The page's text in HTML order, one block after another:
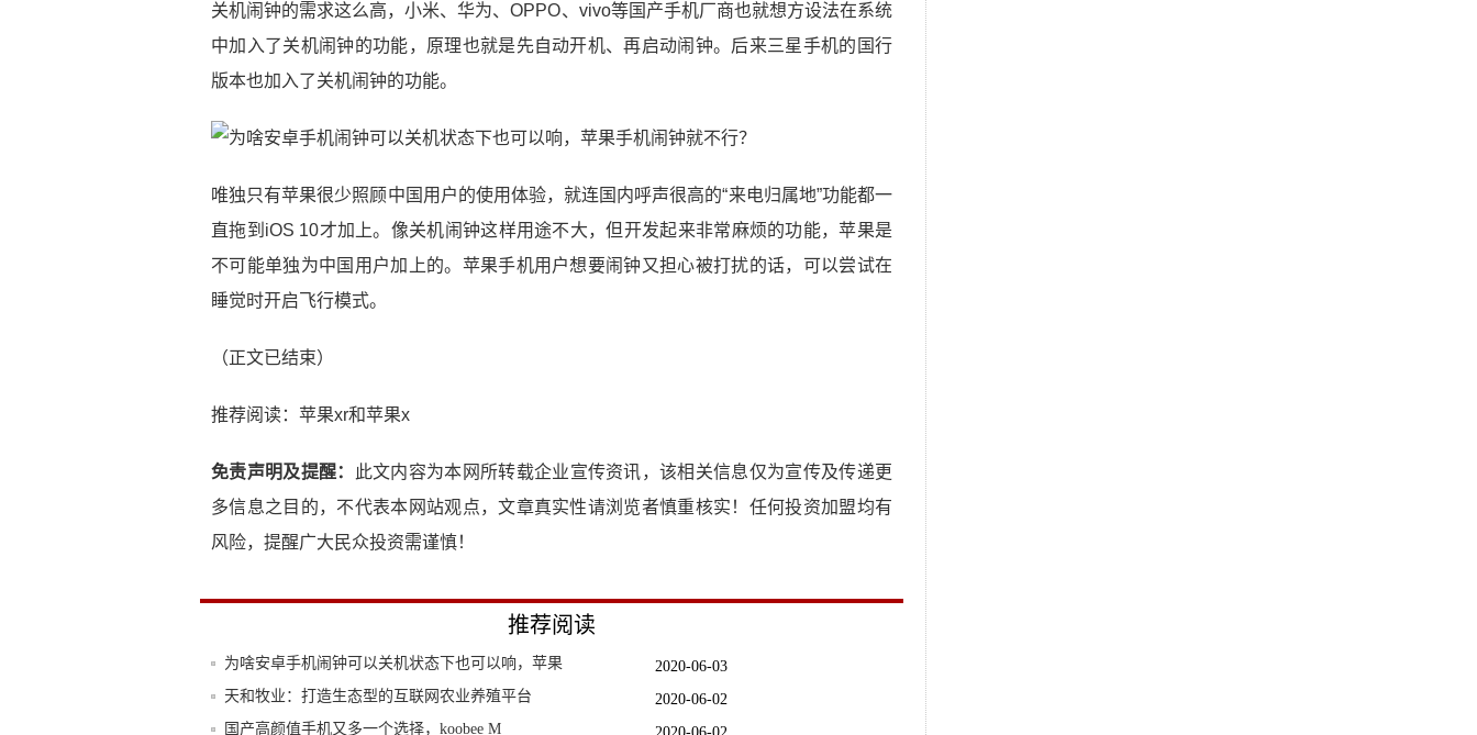
关机闹钟的需求这么高，小米、华为、OPPO、vivo等国产手机厂商也就想方设法在系统
中加入了关机闹钟的功能，原理也就是先自动开机、再启动闹钟。后来三星手机的国行
版本也加入了关机闹钟的功能。
唯独只有苹果很少照顾中国用户的使用体验，就连国内呼声很高的“来电归属地”功能都一
直拖到iOS 10才加上。像关机闹钟这样用途不大，但开发起来非常麻烦的功能，苹果是
不可能单独为中国用户加上的。苹果手机用户想要闹钟又担心被打扰的话，可以尝试在
睡觉时开启飞行模式。
（正文已结束）
推荐阅读： 苹果xr和苹果x
免责声明及提醒：
此文内容为本网所转载企业宣传资讯，该相关信息仅为宣传及传递更
多信息之目的，不代表本网站观点，文章真实性请浏览者慎重核实！任何投资加盟均有
风险，提醒广大民众投资需谨慎！
推荐阅读
2020-06-03
为啥安卓手机闹钟可以关机状态下也可以响，苹果
2020-06-02
天和牧业：打造生态型的互联网农业养殖平台
国产高颜值手机又多一个选择，koobee M